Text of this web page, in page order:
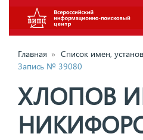
Главная » Список имен,
Запись № 39080
ХЛОПОВ